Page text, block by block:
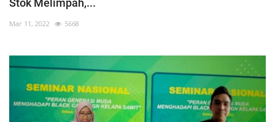
Stok Melimpah,...
Mar 11, 2022 5668